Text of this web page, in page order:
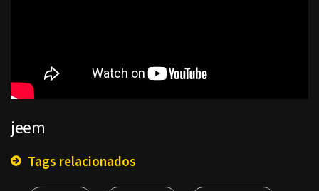
jeem
Tags relacionados